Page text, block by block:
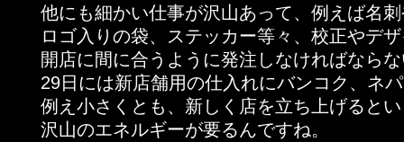
他にも細かい仕事が沢山あって、例えば名
ロゴ入りの袋、ステッカー等々、校正やデ
開店に間に合うように発注しなければなら
29日には新店舗用の仕入れにバンコク、ネ
例え小さくとも、新しく店を立ち上げると
沢山のエネルギーが要るんですね。